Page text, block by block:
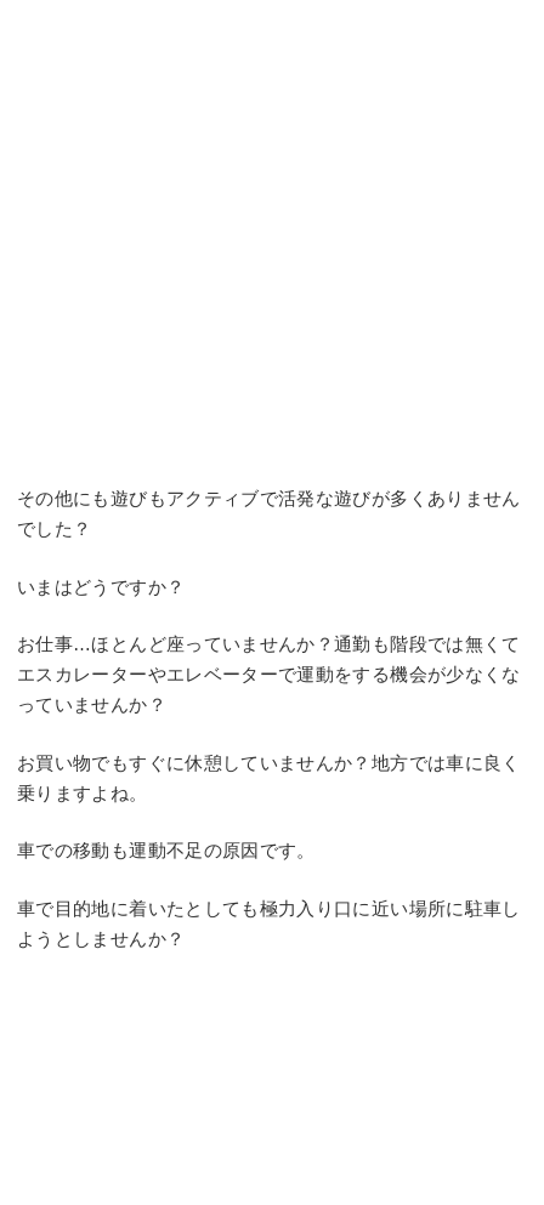
その他にも遊びもアクティブで活発な遊びが多くありません
でした？
いまはどうですか？
お仕事…ほとんど座っていませんか？通勤も階段では無くて
エスカレーターやエレベーターで運動をする機会が少なくな
っていませんか？
お買い物でもすぐに休憩していませんか？地方では車に良く
乗りますよね。
車での移動も運動不足の原因です。
車で目的地に着いたとしても極力入り口に近い場所に駐車し
ようとしませんか？